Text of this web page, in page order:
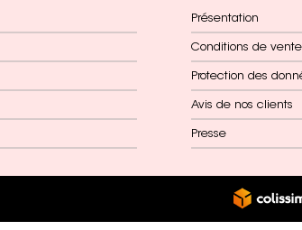
Présentation
Conditions de vente
Protection des
Avis de nos clients
Presse